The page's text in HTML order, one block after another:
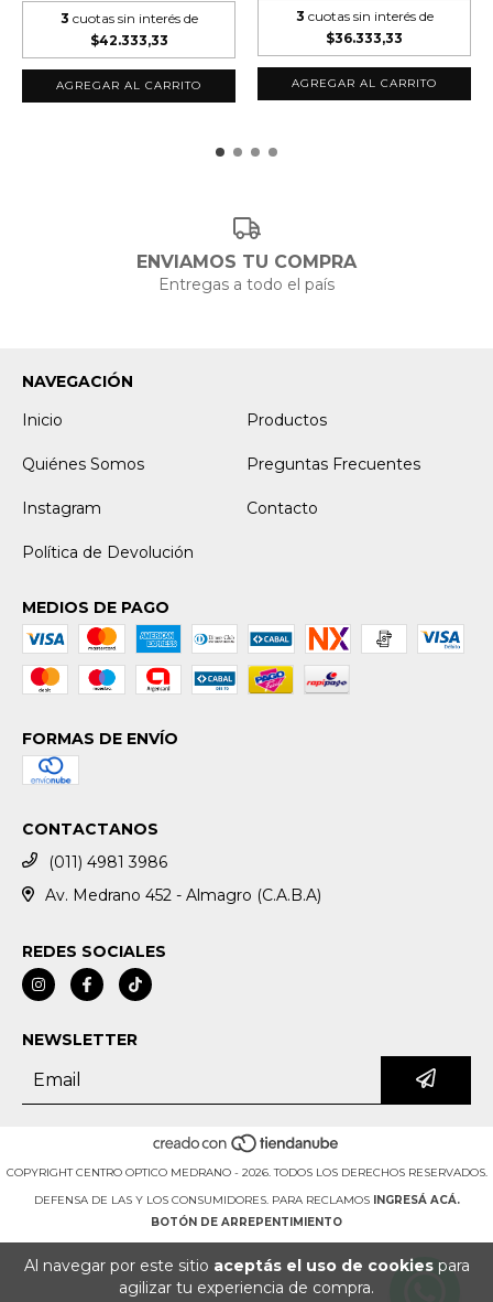
Al navegar por este sitio aceptás el uso de cookiespara
agilizar tu experiencia de compra.
3 cuotas sin interés de
$42.333,33
3 cuotas sin interés de
$36.333,33
ENVIAMOS TU COMPRA
Entregas a todo el país
NAVEGACIÓN
Inicio
Productos
Quiénes Somos Preguntas Frecuentes
Instagram Contacto
Política de Devolución
MEDIOS DE PAGO
FORMAS DE ENVÍO
CONTACTANOS
(011) 4981 3986
Av. Medrano 452 - Almagro (C.A.B.A)
REDES SOCIALES
NEWSLETTER
COPYRIGHT CENTRO OPTICO MEDRANO - 2026. TODOS LOS DERECHOS RESERVADOS.
DEFENSA DE LAS Y LOS CONSUMIDORES. PARA RECLAMOS INGRESÁ ACÁ.
BOTÓN DE ARREPENTIMIENTO